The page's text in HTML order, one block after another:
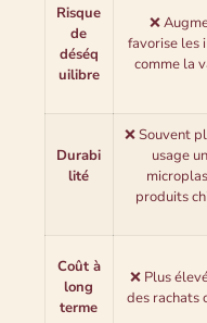
Risque
de
déséq
uilibre
❌
favorise les
comme la
Durabi
lité
❌ Souvent
usage
produits
Coût à
long
terme
❌ Plus
des rachats